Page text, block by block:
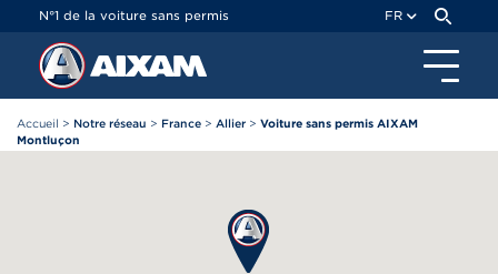
N°1 de la voiture sans permis FR
Accueil > Notre réseau > France > Allier > Voiture sans permis AIXAM
Montluçon
Panneau de gestion des cookies